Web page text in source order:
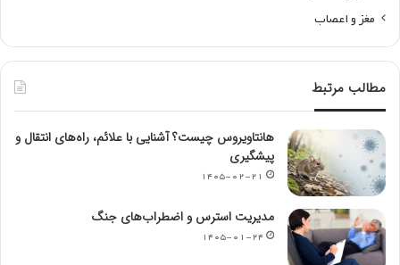
مغز و اعصاب
مطالب مرتبط
هانتاویروس چیست؟ آشنایی با علائم، راه‌های انتقال و
پیشگیری
۱۴۰۵-۰۲-۲۱
مدیریت استرس و اضطراب‌های جنگ
۱۴۰۵-۰۱-۲۴